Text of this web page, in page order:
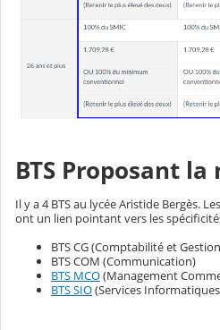
BTS Proposant
Il y a 4 BTS au lycée Aristide Bergès.
ont un lien pointant vers les
BTS CG (Comptabilité et
BTS COM (Communication)
BTS MCO(Management
BTS SIO(Services